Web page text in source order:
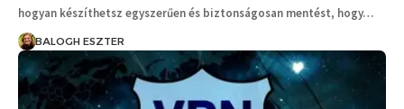
hogyan készíthetsz egyszerűen és biztonságosan mentést, hogy…
BALOGH ESZTER